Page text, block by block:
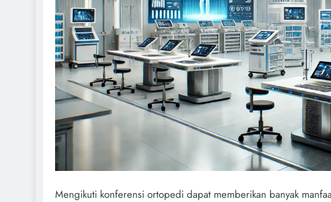
Mengikuti konferensi ortopedi dapat memberikan banyak